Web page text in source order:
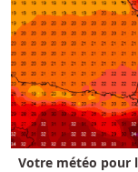
Votre météo pour